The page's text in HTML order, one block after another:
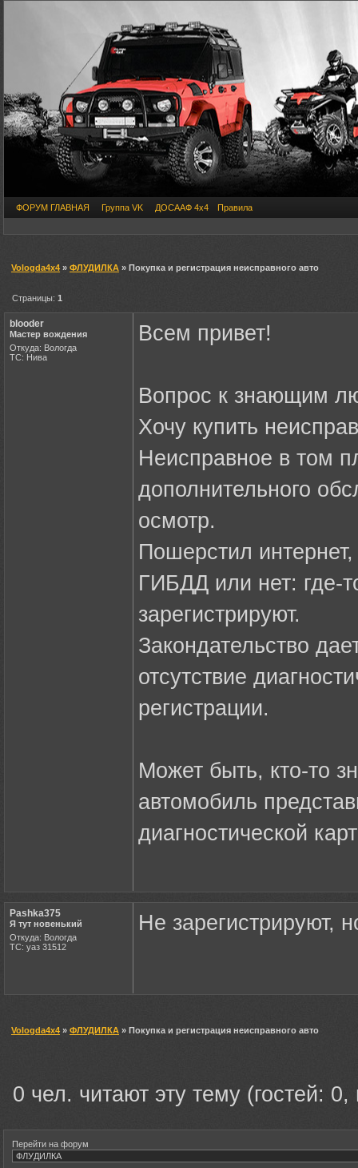
ФОРУМ ГЛАВНАЯ Группа VK ДОСААФ 4х4 Правила
Vologda4x4 » ФЛУДИЛКА » Покупка и регистрация неисправного авто
Страницы:1
blooder
Мастер вождения
Откуда: Вологда
ТС: Нива
Всем привет!
Вопрос к знающим
Хочу купить
Неисправное в том
дополнительного
осмотр.
Пошерстил
ГИБДД или нет: где-
зарегистрируют.
Закондательство
отсутствие
регистрации.
Может быть, кто-то
автомобиль
диагностической
Pashka375
Я тут новенький
Откуда: Вологда
ТС: уаз 31512
Не зарегистрируют,
Vologda4x4 » ФЛУДИЛКА » Покупка и регистрация неисправного авто
0 чел. читают эту тему (гостей:
Перейти на форум